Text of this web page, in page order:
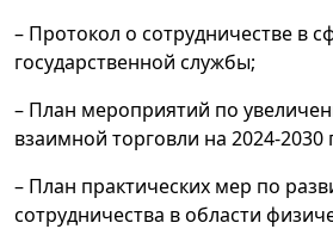
– Протокол о сотрудничестве в
государственной службы;
– План мероприятий по
взаимной торговли на 2024-2030
– План практических мер по
сотрудничества в области